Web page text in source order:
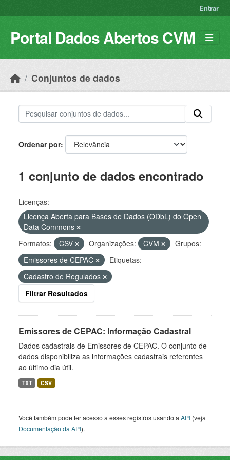
Entrar
Portal Dados Abertos CVM
Conjuntos de dados
Ordenar por
1 conjunto de dados encontrado
Licenças:
Licença Aberta para Bases de Dados (ODbL) do Open
Data Commons
Formatos:
CSV Organizações: CVM
Grupos:
Emissores de CEPAC
Etiquetas:
Cadastro de Regulados
Filtrar Resultados
Emissores de CEPAC: Informação Cadastral
Dados cadastrais de Emissores de CEPAC. O conjunto de
dados disponibiliza as informações cadastrais referentes
ao último dia útil.
TXT CSV
Você também pode ter acesso a esses registros usando a API (veja
Documentação da API).